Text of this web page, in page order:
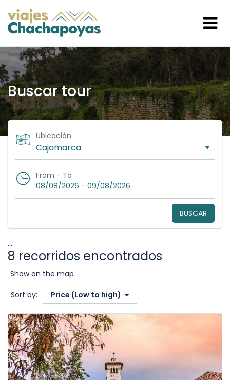
Buscar tour
Ubicación
From - To
08/08/2026 - 09/08/2026
BUSCAR
...
8 recorridos encontrados
Show on the map
Sort by: Price (Low to high)